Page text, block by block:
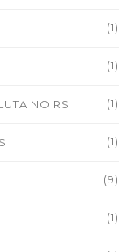
(1)
(1)
NO RS (1)
(1)
(9)
(1)